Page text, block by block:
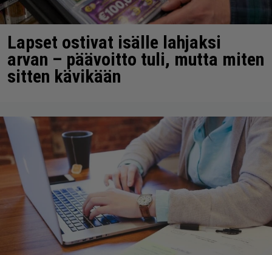
Lapset ostivat isälle lahjaksi
arvan – päävoitto tuli, mutta miten
sitten kävikään